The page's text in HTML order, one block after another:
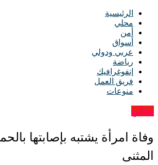
الرئيسية
محلي
أمن
أسواق
عربي ودولي
رياضة
إنفوغرافيك
فريق العمل
منوعات
محلي
وفاة امرأة يشتبه بإصابتها
المثنى